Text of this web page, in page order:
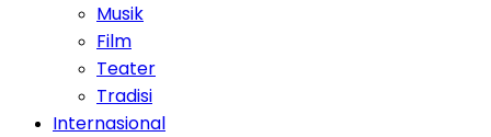
Musik
Film
Teater
Tradisi
Internasional